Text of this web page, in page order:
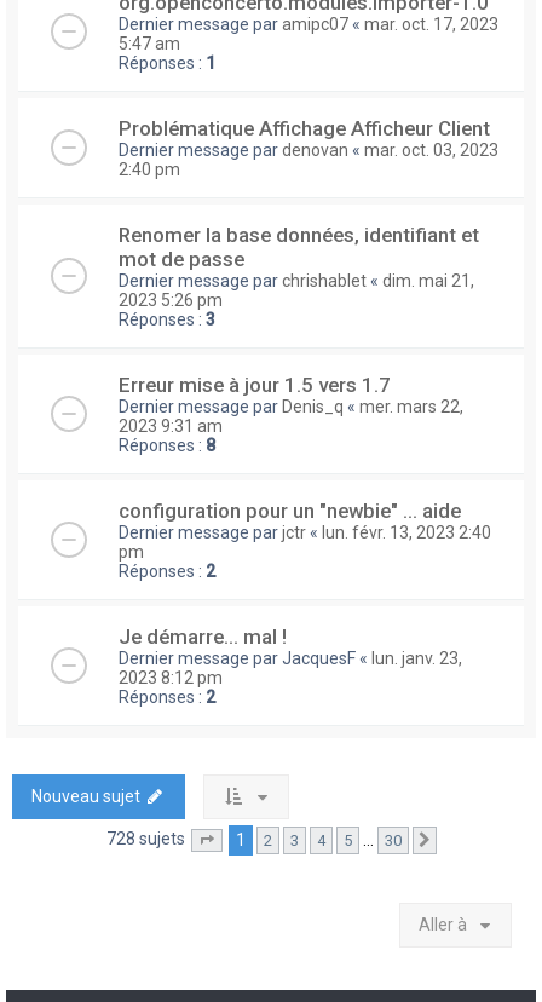
Dernier message paramipc07 « mar. oct. 17, 2023
5:47 am
Réponses : 1
Problématique Affichage Afficheur Client
Dernier message pardenovan « mar. oct. 03, 2023
2:40 pm
Renomer la base données, identifiant et
mot de passe
Dernier message parchrishablet « dim. mai 21,
2023 5:26 pm
Réponses : 3
Erreur mise à jour 1.5 vers 1.7
Dernier message par Denis_q « mer. mars 22,
2023 9:31 am
Réponses : 8
configuration pour un "newbie" ... aide
Dernier message parjctr « lun. févr. 13, 2023 2:40
pm
Réponses : 2
Je démarre... mal !
Dernier message parJacquesF « lun. janv. 23,
2023 8:12 pm
Réponses : 2
Nouveau sujet
728 sujets Page sur30
1 2 3 4 5 … 30
Aller à